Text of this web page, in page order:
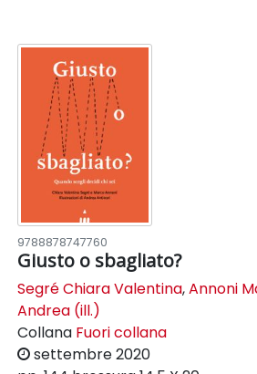
9788878747760
Giusto o sbagliato?
Segré Chiara Valentina,Annoni
Andrea (ill.)
Collana Fuori collana
settembre 2020